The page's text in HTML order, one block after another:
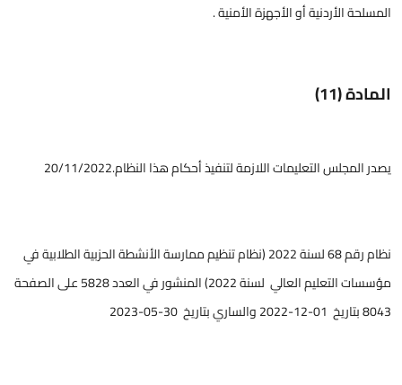
المسلحة الأردنية أو الأجهزة الأمنية .
المادة (11)
يصدر المجلس التعليمات اللازمة لتنفيذ أحكام هذا النظام.20/11/2022
نظام رقم 68 لسنة 2022 (نظام تنظيم ممارسة الأنشطة الحزبية الطلابية في
مؤسسات التعليم العالي لسنة 2022) المنشور في العدد 5828 على الصفحة
8043 بتاريخ 01-12-2022 والساري بتاريخ 30-05-2023